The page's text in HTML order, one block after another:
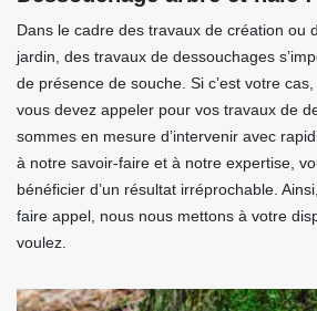
Dans le cadre des travaux de création ou
jardin, des travaux de dessouchages
de présence de souche. Si c’est votre
vous devez appeler pour vos travaux de
sommes en mesure d’intervenir avec
à notre savoir-faire et à notre expertise,
bénéficier d’un résultat irréprochable.
faire appel, nous nous mettons à votre
voulez.